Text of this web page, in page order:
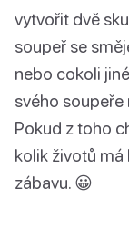
vytvořit dvě
soupeř se
nebo cokoli
svého
Pokud z toho
kolik životů má
zábavu. 😀